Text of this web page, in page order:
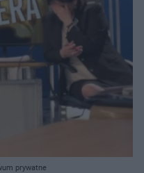
prywatne